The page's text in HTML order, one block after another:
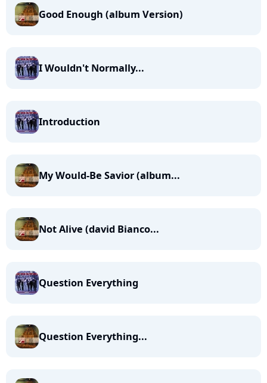
Good Enough (album Version)
I Wouldn't Normally...
Introduction
My Would-Be Savior (album...
Not Alive (david Bianco...
Question Everything
Question Everything...